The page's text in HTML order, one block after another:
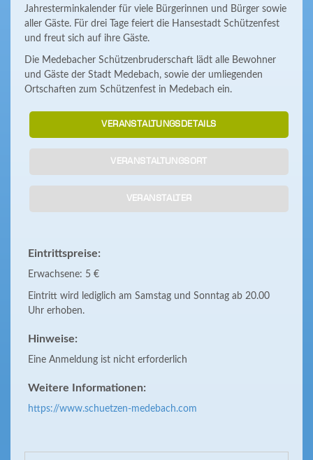
Jahresterminkalender für viele Bürgerinnen und Bürger sowie
aller Gäste. Für drei Tage feiert die Hansestadt Schützenfest
und freut sich auf ihre Gäste.
Die Medebacher Schützenbruderschaft lädt alle Bewohner
und Gäste der Stadt Medebach, sowie der umliegenden
Ortschaften zum Schützenfest in Medebach ein.
VERANSTALTUNGSDETAILS
VERANSTALTUNGSORT
VERANSTALTER
Eintrittspreise:
Erwachsene: 5 €
Eintritt wird lediglich am Samstag und Sonntag ab 20.00
Uhr erhoben.
Hinweise:
Eine Anmeldung ist nicht erforderlich
Weitere Informationen:
https://www.schuetzen-medebach.com